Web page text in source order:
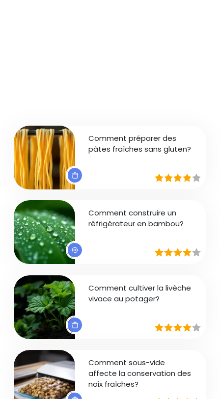
Comment préparer des
pâtes fraîches sans gluten?
Comment construire un
réfrigérateur en bambou?
Comment cultiver la livèche
vivace au potager?
Comment sous-vide
affecte la conservation des
noix fraîches?